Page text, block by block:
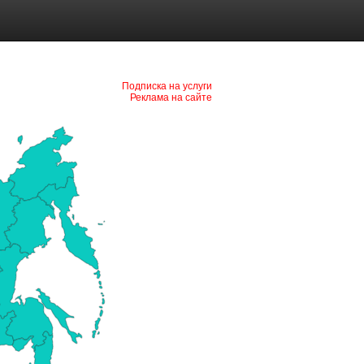
Подписка на услуги
Реклама на сайте